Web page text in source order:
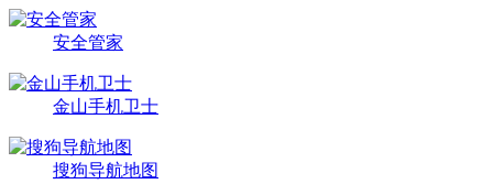
安全管家
金山手机卫士
搜狗导航地图